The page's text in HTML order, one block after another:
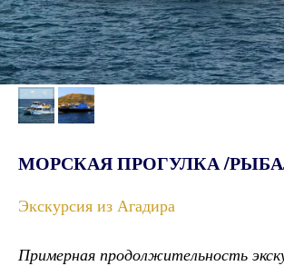
МОРСКАЯ ПРОГУЛКА /
Экскурсия из Агадира
Примерная продолжительность